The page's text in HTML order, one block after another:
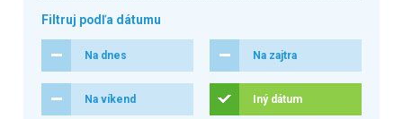
Filtruj podľa dátumu
Na dnes Na zajtra
Na víkend Iný dátum